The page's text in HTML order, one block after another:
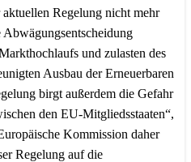
Regelung nicht mehr
und zulasten des
Ausbau der Erneuerbaren
birgt außerdem die Gefahr
den EU-Mitgliedsstaaten“,
Kommission daher
Regelung auf die